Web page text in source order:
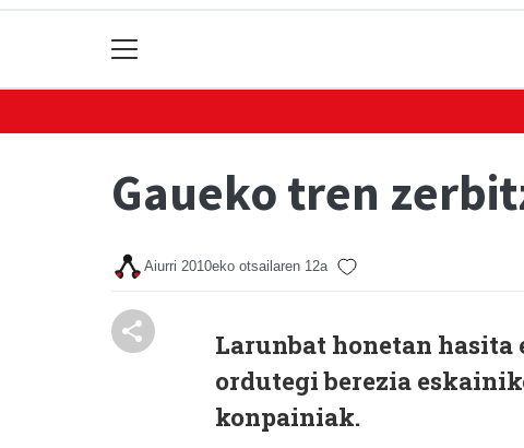
Gaueko tren
Aiurri 2010eko otsailaren 12a
Larunbat honetan hasita
ordutegi berezia
konpainiak.